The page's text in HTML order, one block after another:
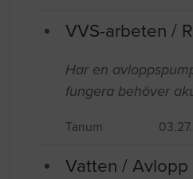
VVS-arbeten /
Har en
fungera behöver
Tanum
Vatten / Avlopp